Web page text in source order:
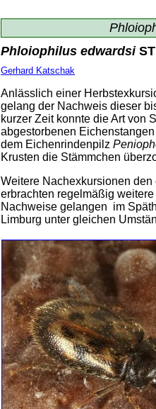
Phloiophilus edwardsi
Gerhard Katschak
Anlässlich einer
gelang der Nachweis dieser
kurzer Zeit konnte die Art von
abgestorbenen
dem Eichenrindenpilz
Krusten die Stämmchen
Weitere Nachexkursionen
erbrachten regelmäßig
Nachweise gelangen im
Limburg unter gleichen